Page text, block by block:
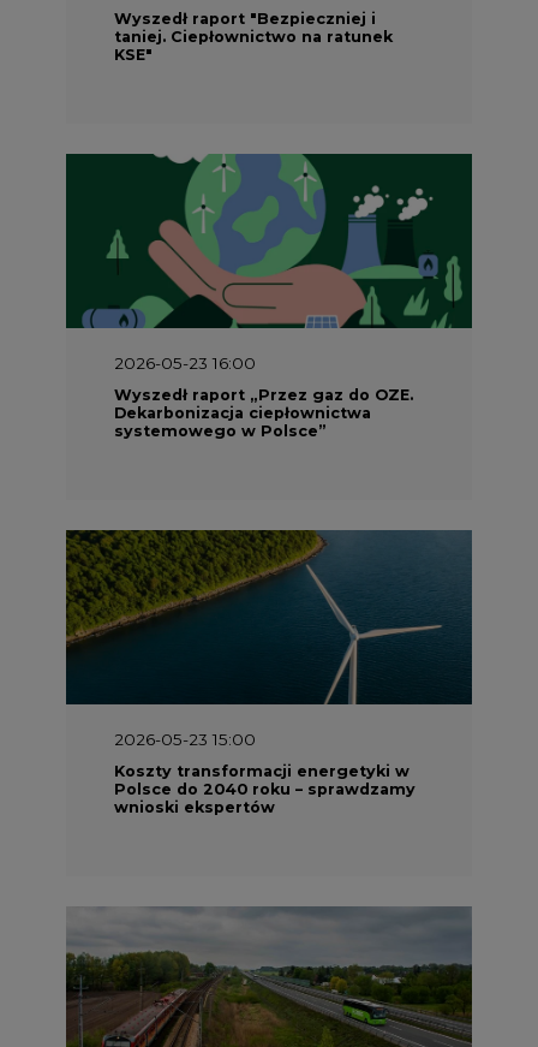
Wyszedł raport "Bezpieczniej i
taniej. Ciepłownictwo na ratunek
KSE"
2026-05-23 16:00
Wyszedł raport „Przez gaz do OZE.
Dekarbonizacja ciepłownictwa
systemowego w Polsce”
2026-05-23 15:00
Koszty transformacji energetyki w
Polsce do 2040 roku – sprawdzamy
wnioski ekspertów